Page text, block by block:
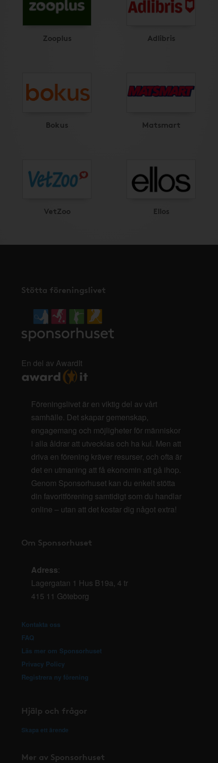
Zooplus Adlibris
Bokus Matsmart
VetZoo Ellos
Stötta föreningslivet
En del av AwardIt
Föreningslivet är en viktig del av vårt
samhälle. Det skapar gemenskap,
engagemang och möjligheter för människor
i alla åldrar att utvecklas och ha kul. Men att
driva en förening kräver resurser, och ofta är
det en utmaning att få ekonomin att gå ihop.
Genom Sponsorhuset kan du enkelt stötta
din favoritförening samtidigt som du handlar
online – utan att det kostar dig något extra!
Om Sponsorhuset
Adress:
Lagergatan 1 Hus B19a, 4 tr
415 11 Göteborg
Kontakta oss
FAQ
Läs mer om Sponsorhuset
Privacy Policy
Registrera ny förening
Hjälp och frågor
Skapa ett ärende
Mer av Sponsorhuset